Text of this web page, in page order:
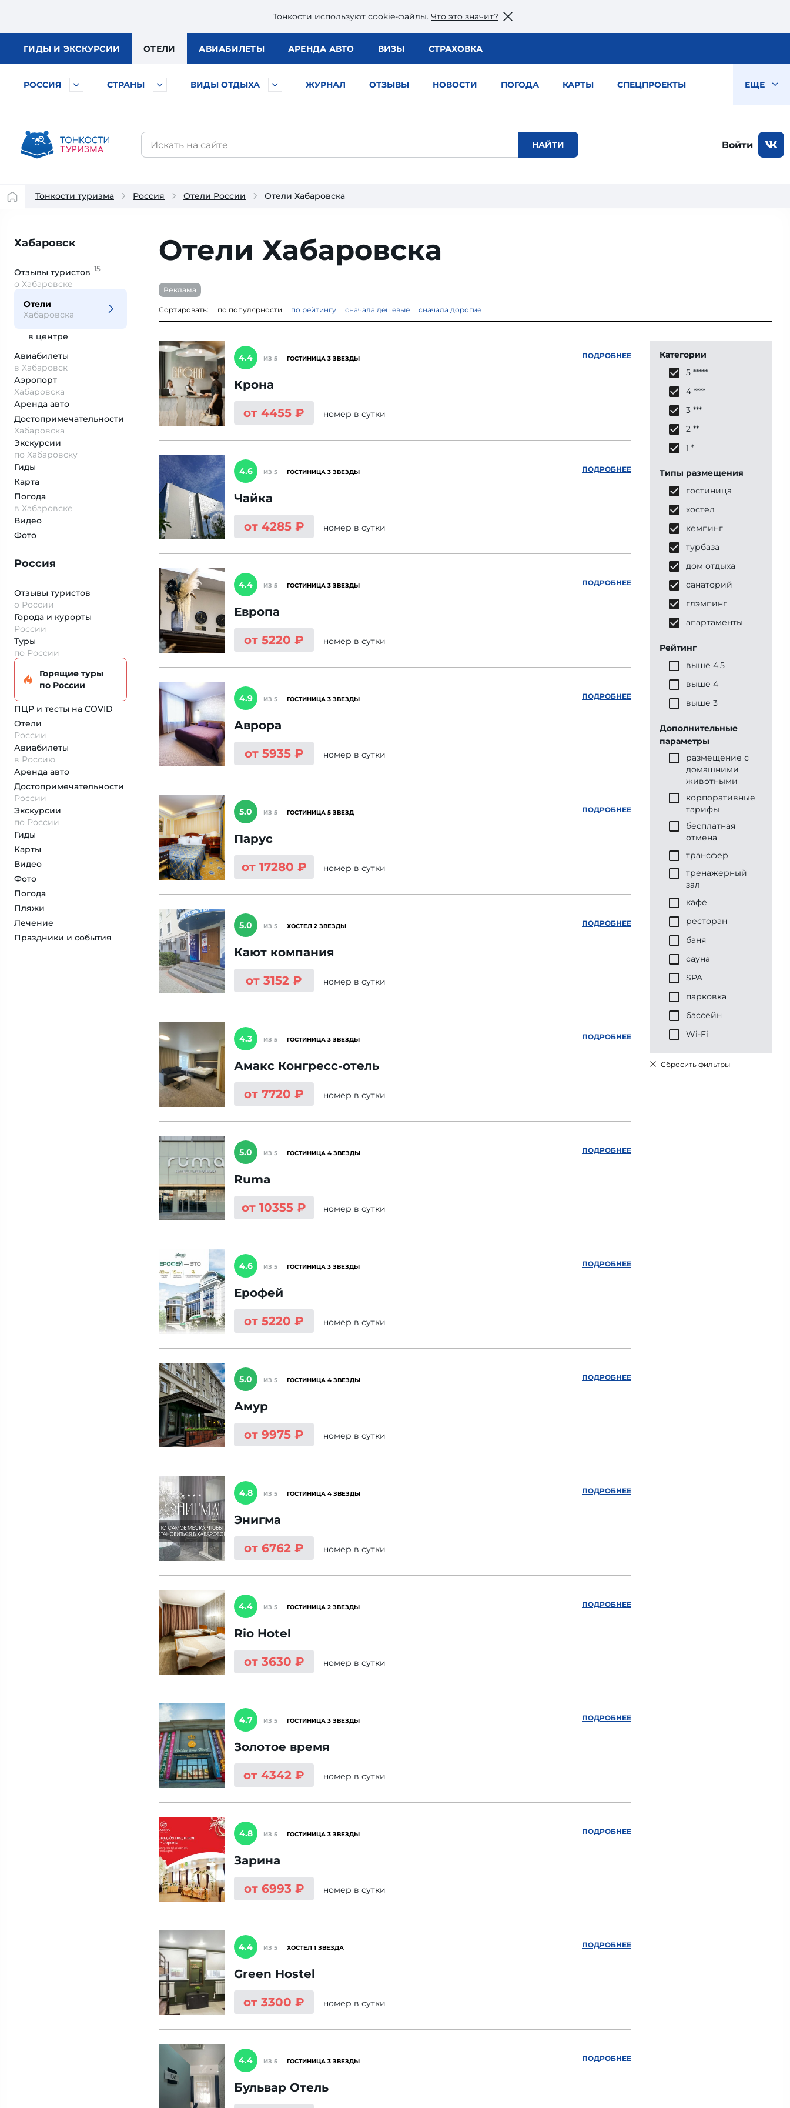
Тонкости используют сookie-файлы. Что это значит?
ГИДЫ И ЭКСКУРСИИ ОТЕЛИ АВИАБИЛЕТЫ АРЕНДА АВТО ВИЗЫ СТРАХОВКА
РОССИЯ СТРАНЫ ВИДЫ ОТДЫХА ЖУРНАЛ ОТЗЫВЫ НОВОСТИ ПОГОДА КАРТЫ СПЕЦПРОЕКТЫ ЕЩЕ
Войти
Тонкости туризма Россия Отели России Отели Хабаровска
Хабаровск
Отзывы туристов 15
о Хабаровске
Отели
Хабаровска
в центре
Авиабилеты
в Хабаровск
Аэропорт
Хабаровска
Аренда авто
Достопримеча­тельности
Хабаровска
Экскурсии
по Хабаровску
Гиды
Карта
Погода
в Хабаровске
Видео
Фото
Россия
Отзывы туристов
о России
Города и курорты
России
Туры
по России
Горящие туры
по России
ПЦР и тесты на COVID
Отели
России
Авиабилеты
в Россию
Аренда авто
Достопримеча­тельности
России
Экскурсии
по России
Гиды
Карты
Видео
Фото
Погода
Пляжи
Лечение
Праздники и события
Отели Хабаровска
Реклама
Сортировать: по популярности по рейтингу сначала дешевые сначала дорогие
4.4 ИЗ 5 ГОСТИНИЦА 3 ЗВЕЗДЫ
Крона
от 4455 ₽
номер в сутки
ПОДРОБНЕЕ
4.6 ИЗ 5 ГОСТИНИЦА 3 ЗВЕЗДЫ
Чайка
от 4285 ₽
номер в сутки
ПОДРОБНЕЕ
4.4 ИЗ 5 ГОСТИНИЦА 3 ЗВЕЗДЫ
Европа
от 5220 ₽
номер в сутки
ПОДРОБНЕЕ
4.9 ИЗ 5 ГОСТИНИЦА 3 ЗВЕЗДЫ
Аврора
от 5935 ₽
номер в сутки
ПОДРОБНЕЕ
5.0 ИЗ 5 ГОСТИНИЦА 5 ЗВЕЗД
Парус
от 17280 ₽
номер в сутки
ПОДРОБНЕЕ
5.0 ИЗ 5 ХОСТЕЛ 2 ЗВЕЗДЫ
Кают компания
от 3152 ₽
номер в сутки
ПОДРОБНЕЕ
4.3 ИЗ 5 ГОСТИНИЦА 3 ЗВЕЗДЫ
Амакс Конгресс-отель
от 7720 ₽
номер в сутки
ПОДРОБНЕЕ
5.0 ИЗ 5 ГОСТИНИЦА 4 ЗВЕЗДЫ
Ruma
от 10355 ₽
номер в сутки
ПОДРОБНЕЕ
4.6 ИЗ 5 ГОСТИНИЦА 3 ЗВЕЗДЫ
Ерофей
от 5220 ₽
номер в сутки
ПОДРОБНЕЕ
5.0 ИЗ 5 ГОСТИНИЦА 4 ЗВЕЗДЫ
Амур
от 9975 ₽
номер в сутки
ПОДРОБНЕЕ
4.8 ИЗ 5 ГОСТИНИЦА 4 ЗВЕЗДЫ
Энигма
от 6762 ₽
номер в сутки
ПОДРОБНЕЕ
4.4 ИЗ 5 ГОСТИНИЦА 2 ЗВЕЗДЫ
Rio Hotel
от 3630 ₽
номер в сутки
ПОДРОБНЕЕ
4.7 ИЗ 5 ГОСТИНИЦА 3 ЗВЕЗДЫ
Золотое время
от 4342 ₽
номер в сутки
ПОДРОБНЕЕ
4.8 ИЗ 5 ГОСТИНИЦА 3 ЗВЕЗДЫ
Зарина
от 6993 ₽
номер в сутки
ПОДРОБНЕЕ
4.4 ИЗ 5 ХОСТЕЛ 1 ЗВЕЗДА
Green Hostel
от 3300 ₽
номер в сутки
ПОДРОБНЕЕ
4.4 ИЗ 5 ГОСТИНИЦА 3 ЗВЕЗДЫ
Бульвар Отель
ПОДРОБНЕЕ
Категории
5 *****
4 ****
3 ***
2 **
1 *
Типы размещения
гостиница
хостел
кемпинг
турбаза
дом отдыха
санаторий
глэмпинг
апартаменты
Рейтинг
выше 4.5
выше 4
выше 3
Дополнительные
параметры
размещение с
домашними
животными
корпоративные
тарифы
бесплатная
отмена
трансфер
тренажерный
зал
кафе
ресторан
баня
сауна
SPA
парковка
бассейн
Wi-Fi
Сбросить фильтры